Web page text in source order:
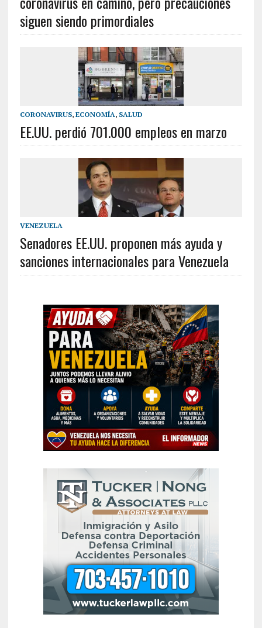
siguen siendo primordiales
CORONAVIRUS, ECONOMÍA, SALUD
EE.UU. perdió 701.000 empleos en marzo
VENEZUELA
Senadores EE.UU. proponen más ayuda y
sanciones internacionales para Venezuela